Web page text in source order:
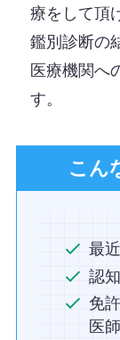
療をして頂
鑑別診断の
医療機関へ
す。
こん
最
認
免
医